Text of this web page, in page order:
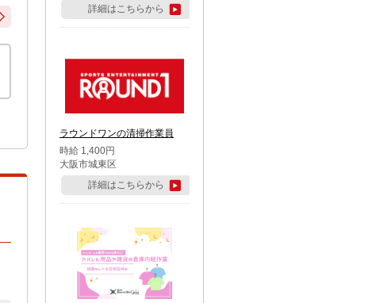
詳細はこちらから
ラウンドワンの清掃作業員
時給 1,400円
大阪市城東区
詳細はこちらから